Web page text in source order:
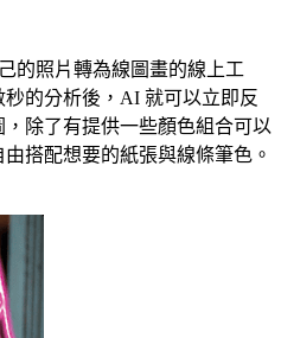
的照片轉為線圖畫的線上工
的分析後，AI 就可以立即反
除了有提供一些顏色組合可以
搭配想要的紙張與線條筆色。